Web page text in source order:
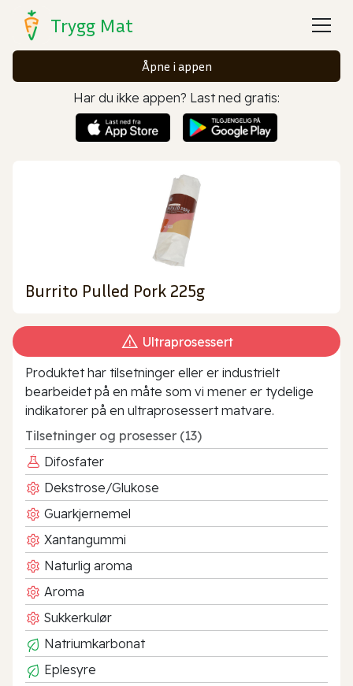
Trygg Mat
Åpne i appen
Har du ikke appen? Last ned gratis:
Burrito Pulled Pork 225g
Ultraprosessert
Produktet har tilsetninger eller er industrielt
bearbeidet på en måte som vi mener er tydelige
indikatorer på en ultraprosessert matvare.
Tilsetninger og prosesser (13)
Difosfater
Dekstrose/Glukose
Guarkjernemel
Xantangummi
Naturlig aroma
Aroma
Sukkerkulør
Natriumkarbonat
Eplesyre